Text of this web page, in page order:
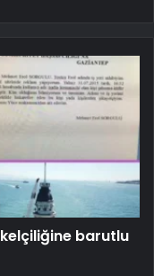
barutlu